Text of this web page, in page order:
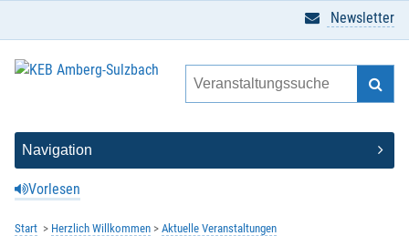
Vorlesen
Newsletter
Start Herzlich Willkommen
Aktuelle Veranstaltungen